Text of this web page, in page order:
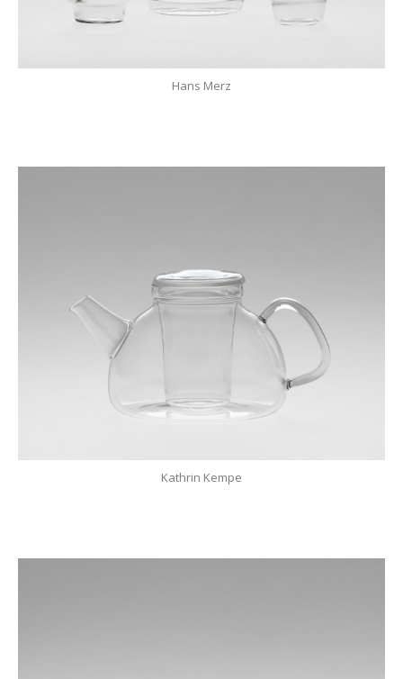
Hans Merz
Kathrin Kempe